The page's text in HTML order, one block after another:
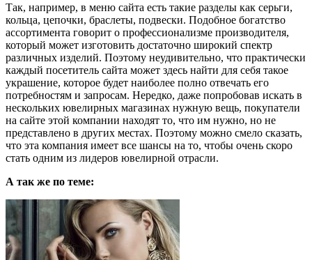
Так, например, в меню сайта есть такие разделы как серьги,
кольца, цепочки, браслеты, подвески. Подобное богатство
ассортимента говорит о профессионализме производителя,
который может изготовить достаточно широкий спектр
различных изделий. Поэтому неудивительно, что практически
каждый посетитель сайта может здесь найти для себя такое
украшение, которое будет наиболее полно отвечать его
потребностям и запросам. Нередко, даже попробовав искать в
нескольких ювелирных магазинах нужную вещь, покупатели
на сайте этой компании находят то, что им нужно, но не
представлено в других местах. Поэтому можно смело сказать,
что эта компания имеет все шансы на то, чтобы очень скоро
стать одним из лидеров ювелирной отрасли.
А так же по теме: